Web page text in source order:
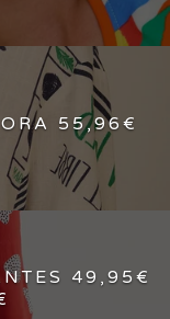
55,96€
49,95€